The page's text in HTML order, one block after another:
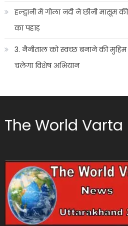
हल्द्वानी में गोला नदी ने छीनी मासूम
का पहाड़
3. नैनीताल को स्वच्छ बनाने की मुहिम
चलेगा विशेष अभियान
The World Varta